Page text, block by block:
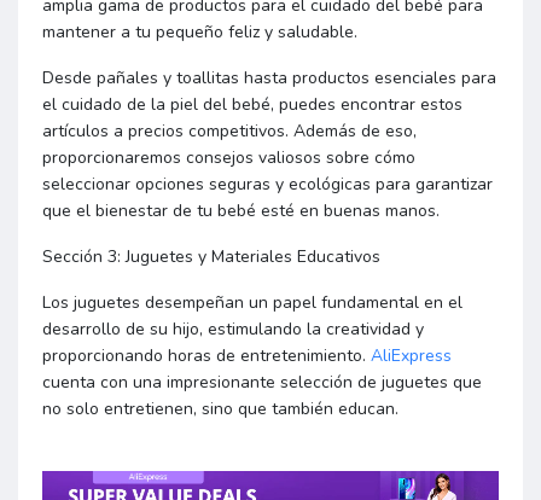
amplia gama de productos para el cuidado del bebé para
mantener a tu pequeño feliz y saludable.
Desde pañales y toallitas hasta productos esenciales para
el cuidado de la piel del bebé, puedes encontrar estos
artículos a precios competitivos. Además de eso,
proporcionaremos consejos valiosos sobre cómo
seleccionar opciones seguras y ecológicas para garantizar
que el bienestar de tu bebé esté en buenas manos.
Sección 3: Juguetes y Materiales Educativos
Los juguetes desempeñan un papel fundamental en el
desarrollo de su hijo, estimulando la creatividad y
proporcionando horas de entretenimiento. AliExpress
cuenta con una impresionante selección de juguetes que
no solo entretienen, sino que también educan.